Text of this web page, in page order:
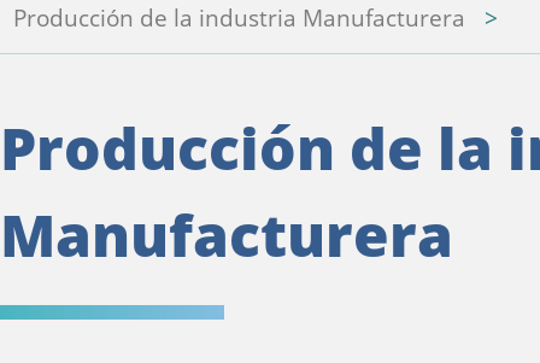
Producción de la industria Manufacturera
Producción de la
Manufacturera